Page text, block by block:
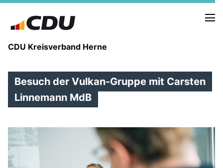
CDU Kreisverband Herne
KREISVORSTAND
STADTBEZIRKE
ORTSVERBÄNDE
Fraktion
KREISGESCHÄFTSSTELLE
FOTOS
Besuch der Vulkan-Gruppe mit Carsten
Linnemann MdB